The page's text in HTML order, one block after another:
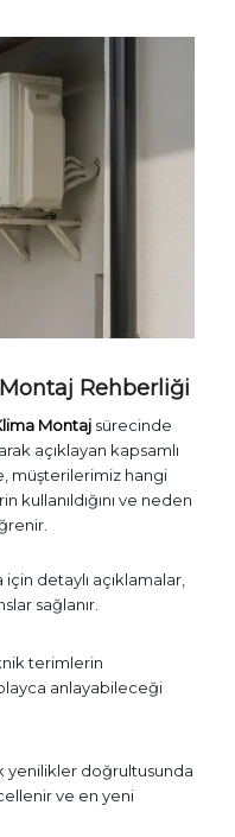
Rehberliği
Montajsürecinde
açıklayan kapsamlı
müşterilerimiz hangi
kullanıldığını ve neden
detaylı açıklamalar,
sağlanır.
terimlerin
anlayabileceği
yenilikler doğrultusunda
ve en yeni